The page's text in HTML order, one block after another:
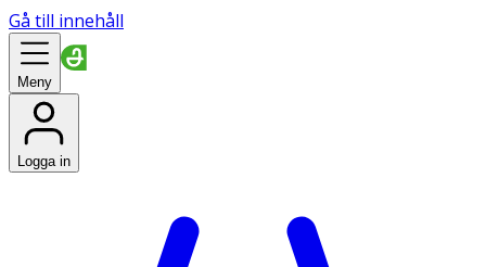
Gå till innehåll
Meny
Logga in